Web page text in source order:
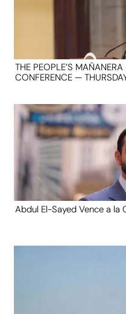
THE PEOPLE’S
CONFERENCE —
Abdul El-Sayed Vence a la